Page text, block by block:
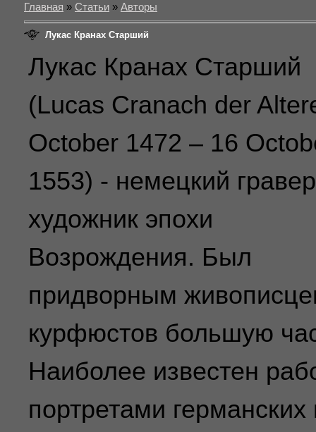
Главная » Статьи » Авторы
Лукас Кранах Старший
Лукас Кранах Старший
(Lucas Cranach der
October 1472 – 16
1553) - немецкий
художник эпохи
Возрождения. Был
придворным
курфюстов большую
Наиболее известен
портретами